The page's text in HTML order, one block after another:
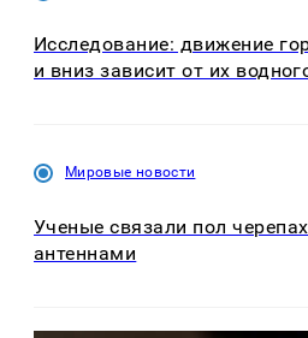
Исследование: движение
и вниз зависит от их
Мировые новости
Ученые связали пол
антеннами